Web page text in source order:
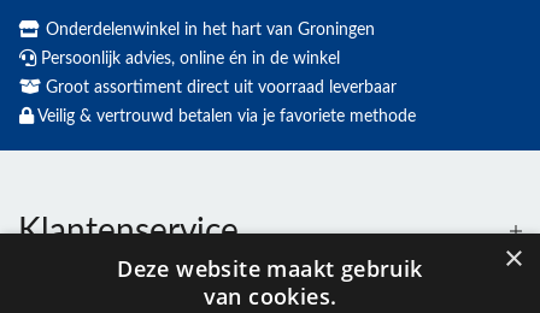
Onderdelenwinkel in het hart van Groningen
Persoonlijk advies, online én in de winkel
Groot assortiment direct uit voorraad leverbaar
Veilig & vertrouwd betalen via je favoriete methode
Klantenservice
×
Deze website maakt gebruik
van cookies.